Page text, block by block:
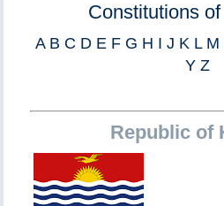
Constitutions
A B C D E F G H I J K L M
Y Z
Republic of